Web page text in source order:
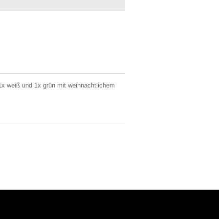
weiß und 1x grün mit weihnachtlichem